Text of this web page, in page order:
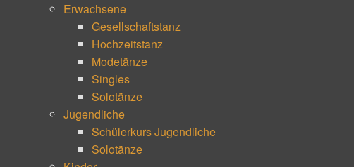
Erwachsene
Gesellschaftstanz
Hochzeitstanz
Modetänze
Singles
Solotänze
Jugendliche
Schülerkurs Jugendliche
Solotänze